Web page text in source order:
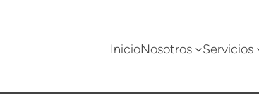
InicioNosotros Servicios